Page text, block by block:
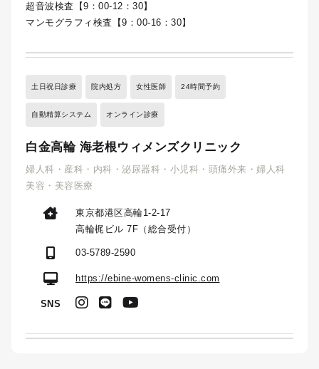
超音波検査【9：00-12：30】
マンモグラフィ検査【9：00-16：30】
土日祝日診療 院内処方 女性医師 24時間予約
自動精算システム オンライン診療
白金高輪 海老根ウィメンズクリニック
婦人科・産科・内科・泌尿器科・小児科・頭痛外来・婦人科
美容・美容医療
東京都港区高輪1-2-17
高輪梶ビル 7F（総合受付）
03-5789-2590
https://ebine-womens-clinic.com
SNS